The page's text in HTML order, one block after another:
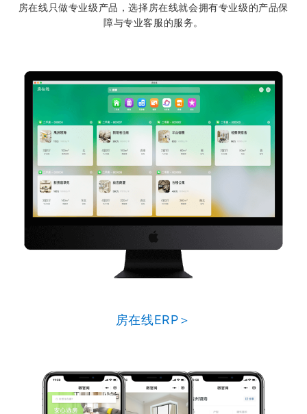
房在线只做专业级产品，选择房在线就会拥有专业级的产品保
障与专业客服的服务。
房在线ERP＞